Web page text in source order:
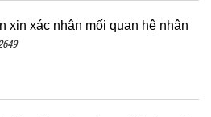
xin xác nhận mối quan hệ nhân